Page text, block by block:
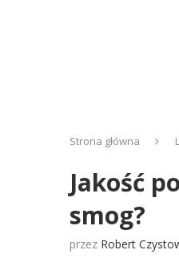
Strona główna
Jakość
smog?
przez Robert